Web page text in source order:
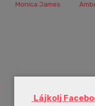
Monica James
szólni! Ariana
Lájkolj